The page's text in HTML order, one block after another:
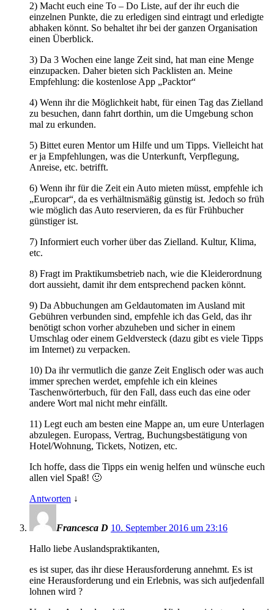
2) Macht euch eine To – Do Liste, auf der ihr euch die
einzelnen Punkte, die zu erledigen sind eintragt und erledigte
abhaken könnt. So behaltet ihr bei der ganzen Organisation
einen Überblick.
3) Da 3 Wochen eine lange Zeit sind, hat man eine Menge
einzupacken. Daher bieten sich Packlisten an. Meine
Empfehlung: die kostenlose App „Packtor“
4) Wenn ihr die Möglichkeit habt, für einen Tag das Zielland
zu besuchen, dann fahrt dorthin, um die Umgebung schon
mal zu erkunden.
5) Bittet euren Mentor um Hilfe und um Tipps. Vielleicht hat
er ja Empfehlungen, was die Unterkunft, Verpflegung,
Anreise, etc. betrifft.
6) Wenn ihr für die Zeit ein Auto mieten müsst, empfehle ich
„Europcar“, da es verhältnismäßig günstig ist. Jedoch so früh
wie möglich das Auto reservieren, da es für Frühbucher
günstiger ist.
7) Informiert euch vorher über das Zielland. Kultur, Klima,
etc.
8) Fragt im Praktikumsbetrieb nach, wie die Kleiderordnung
dort aussieht, damit ihr dem entsprechend packen könnt.
9) Da Abbuchungen am Geldautomaten im Ausland mit
Gebühren verbunden sind, empfehle ich das Geld, das ihr
benötigt schon vorher abzuheben und sicher in einem
Umschlag oder einem Geldversteck (dazu gibt es viele Tipps
im Internet) zu verpacken.
10) Da ihr vermutlich die ganze Zeit Englisch oder was auch
immer sprechen werdet, empfehle ich ein kleines
Taschenwörterbuch, für den Fall, dass euch das eine oder
andere Wort mal nicht mehr einfällt.
11) Legt euch am besten eine Mappe an, um eure Unterlagen
abzulegen. Europass, Vertrag, Buchungsbestätigung von
Hotel/Wohnung, Tickets, Notizen, etc.
Ich hoffe, dass die Tipps ein wenig helfen und wünsche euch
allen viel Spaß! 🙂
Antworten ↓
Francesca D 10. September 2016 um 23:16
Hallo liebe Auslandspraktikanten,
es ist super, das ihr diese Herausforderung annehmt. Es ist
eine Herausforderung und ein Erlebnis, was sich aufjedenfall
lohnen wird ?